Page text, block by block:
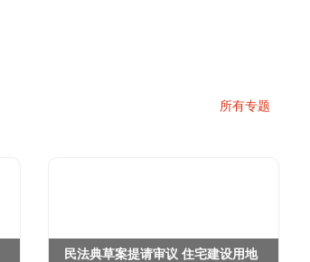
所有专题
民法典草案提请审议 住宅建设用地